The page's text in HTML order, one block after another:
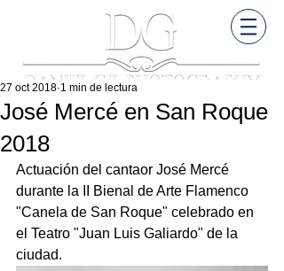
José Mercé en San Roque
2018
27 oct 2018 1 min de lectura
Actuación del cantaor José Mercé
durante la II Bienal de Arte Flamenco
"Canela de San Roque" celebrado en
el Teatro "Juan Luis Galiardo" de la
ciudad.